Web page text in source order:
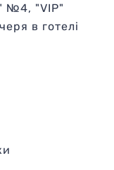
№4, "VIP"
в готелі